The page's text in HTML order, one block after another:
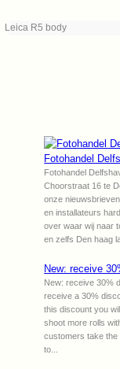
Leica R5 body
Fotohandel
Fotohandel
Choorstraat 16 te
onze
en installateurs
over waar wij naar
en zelfs Den haag
New: receive
New: receive 30%
receive a 30%
this discount you
shoot more rolls
customers take the
to...